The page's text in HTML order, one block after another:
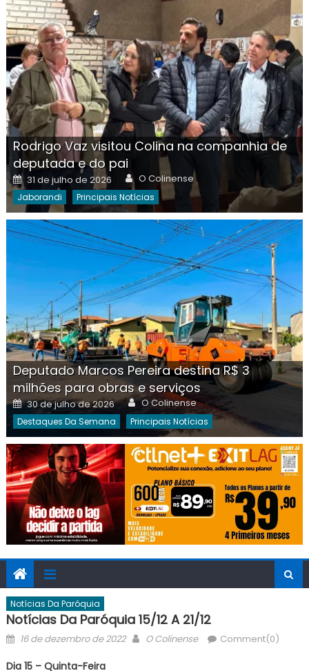
Rodrigo Vaz visitou Colina na companhia de
deputada e do pai
Posted
on
31 de julho de 2026 Author
O Colinense
Jaborandi Principais Notícias
Deputado Marcos Pereira destina R$ 3
milhões para obras e serviços
Posted
on
30 de julho de 2026 Author
O Colinense
Destaques Da Semana Principais Notícias
Notícias Da Paróquia
Notícias Da Paróquia 15/12 A 21/12
Posted
16 de dezembro de 2022 Author
O Colinense Comment(0)
Dia 15 – Quinta-Feira